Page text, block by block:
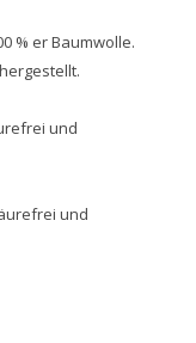
% er Baumwolle.
und
und